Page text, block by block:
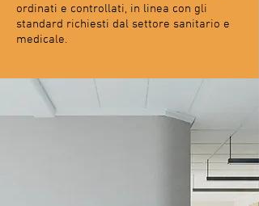
ordinati e controllati, in linea con gli
standard richiesti dal settore sanitario e
medicale.